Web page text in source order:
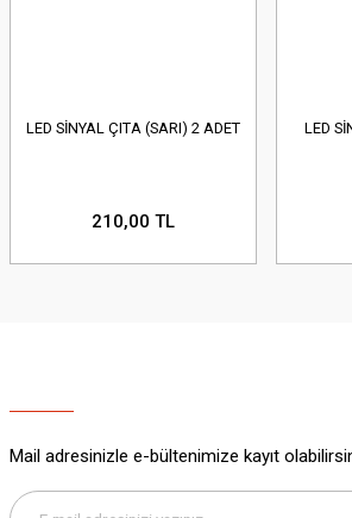
LED SİNYAL ÇITA (SARI) 2 ADET
210,00 TL
LED
Mail adresinizle e-bültenimize kayıt